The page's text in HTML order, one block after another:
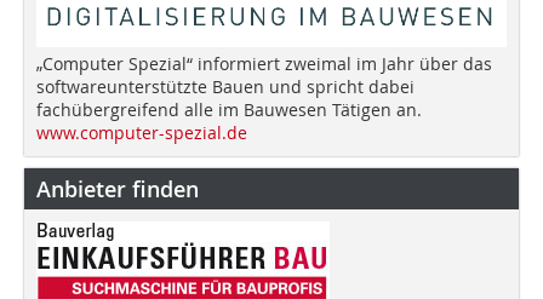
„Computer Spezial“ informiert zweimal im Jahr über das
softwareunterstützte Bauen und spricht dabei
fachübergreifend alle im Bauwesen Tätigen an.
www.computer-spezial.de
Anbieter finden